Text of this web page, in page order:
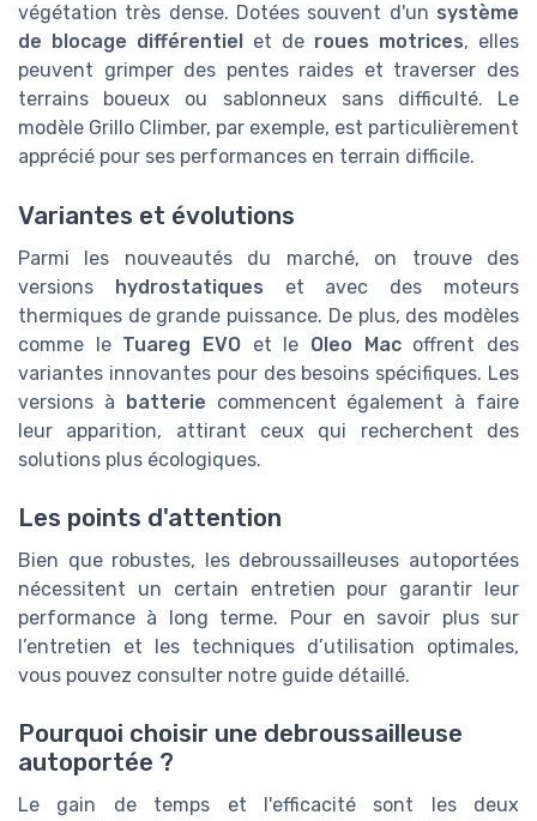
végétation très dense. Dotées souvent d'un système
de blocage différentiel
et de roues motrices, elles
peuvent grimper des pentes raides et traverser des
terrains boueux ou sablonneux sans difficulté. Le
modèle Grillo Climber, par exemple, est particulièrement
apprécié pour ses performances en terrain difficile.
Variantes et évolutions
Parmi les nouveautés du marché, on trouve des
versions hydrostatiques et avec des moteurs
thermiques de grande puissance. De plus, des modèles
comme le Tuareg EVO et le Oleo Macoffrent des
variantes innovantes pour des besoins spécifiques. Les
versions à batterie commencent également à faire
leur apparition, attirant ceux qui recherchent des
solutions plus écologiques.
Les points d'attention
Bien que robustes, les debroussailleuses autoportées
nécessitent un certain entretien pour garantir leur
performance à long terme. Pour en savoir plus sur
l’entretien et les techniques d’utilisation optimales,
vous pouvez consulter notre guide détaillé.
Pourquoi choisir une debroussailleuse
autoportée ?
Le gain de temps et l'efficacité sont les deux